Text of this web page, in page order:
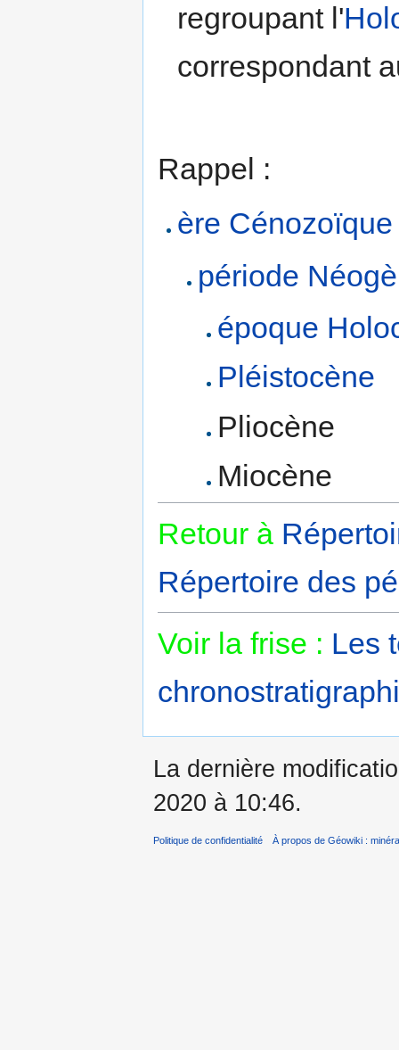
regroupant l'
correspondant
Rappel :
ère Cénozoïque
période
époque
Pléistocène
Pliocène
Miocène
Retour à
Répertoire des
Voir la frise : Les
La dernière
2020 à 10:46.
Politique de confidentialité À propos de Géowiki :